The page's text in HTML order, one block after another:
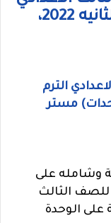
الترم الاول pdf علي الوحده الثانيه 2022،
الترم
مستر
وشامله على
للصف الثالث
على الوحدة